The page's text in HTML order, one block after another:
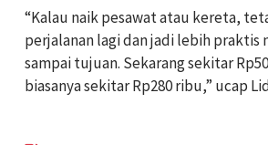
“Kalau naik pesawat atau kereta,
perjalanan lagi dan jadi lebih praktis
sampai tujuan. Sekarang sekitar
biasanya sekitar Rp280 ribu,” ucap